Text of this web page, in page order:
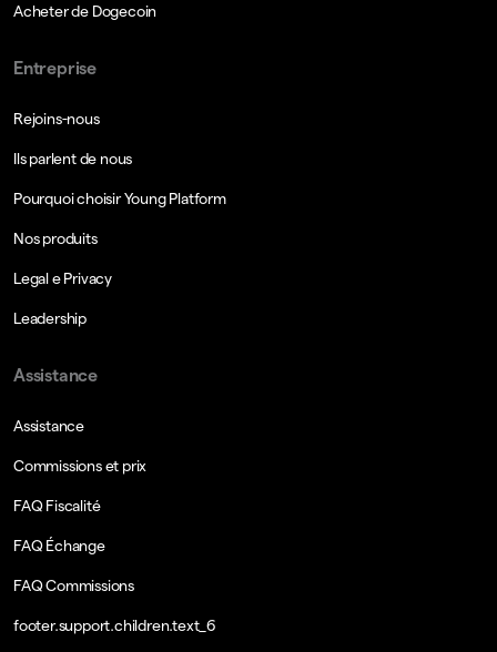
Acheter de Dogecoin
Entreprise
Rejoins-nous
Ils parlent de nous
Pourquoi choisir Young Platform
Nos produits
Legal e Privacy
Leadership
Assistance
Assistance
Commissions et prix
FAQ Fiscalité
FAQ Échange
FAQ Commissions
footer.support.children.text_6